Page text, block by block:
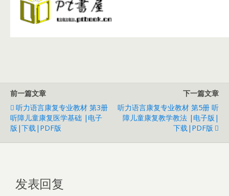
前一篇文章
听力语言康复专业教材 第3册
听障儿童康复医学基础 |电子
版|下载|PDF版
下一篇文章
听力语言康复专业教材 第5册 听
障儿童康复教学教法 |电子版|
下载|PDF版
发表回复